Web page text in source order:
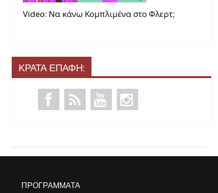
Video: Να κάνω Κομπλιμένα στο Φλερτ;
ΚΡΑΤΑ ΕΠΑΦΗ:
ΠΡΟΓΡΑΜΜΑΤΑ